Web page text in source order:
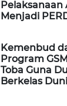
Pelaksanaan
Menjadi
Kemenbud
Program
Toba Guna
Berkelas